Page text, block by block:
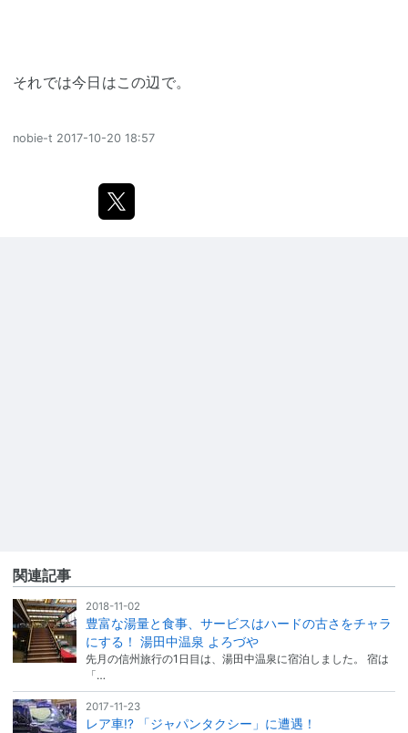
それでは今日はこの辺で。
nobie-t 2017-10-20 18:57
関連記事
2018-11-02
豊富な湯量と食事、サービスはハードの古さをチャラ
にする！ 湯田中温泉 よろづや
先月の信州旅行の1日目は、湯田中温泉に宿泊しました。 宿は
「…
2017-11-23
レア車!? 「ジャパンタクシー」に遭遇！